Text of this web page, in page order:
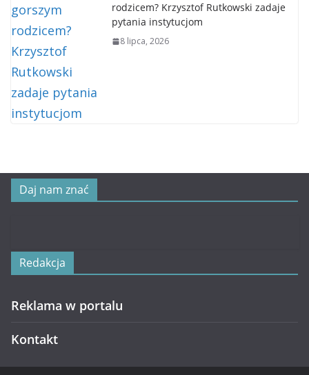
rodzicem? Krzysztof Rutkowski zadaje
pytania instytucjom
8 lipca, 2026
Daj nam znać
Redakcja
Reklama w portalu
Kontakt